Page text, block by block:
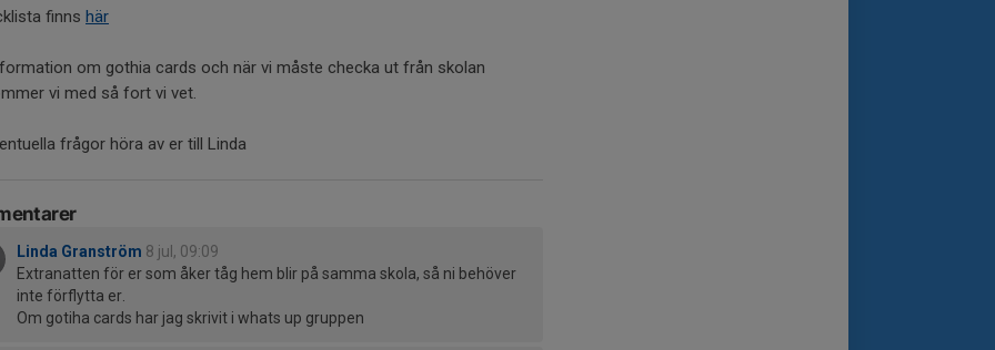
finns här
om gothia cards och när vi måste checka ut från skolan
vi med så fort vi vet.
frågor höra av er till Linda
Linda Granström 8 jul, 09:09
Extranatten för er som åker tåg hem blir på samma skola, så ni behöver
inte förflytta er.
Om gotiha cards har jag skrivit i whats up gruppen